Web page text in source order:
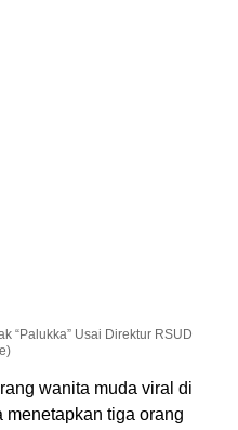
“Palukka” Usai Direktur RSUD
wanita muda viral di
tiga orang